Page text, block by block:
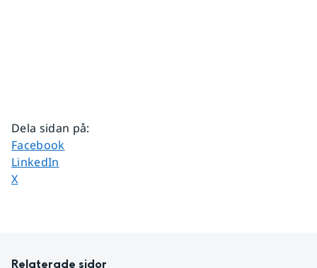
Dela sidan på:
Dela sidan på
Facebook
Dela sidan på
LinkedIn
Dela sidan på
X
Relaterade sidor